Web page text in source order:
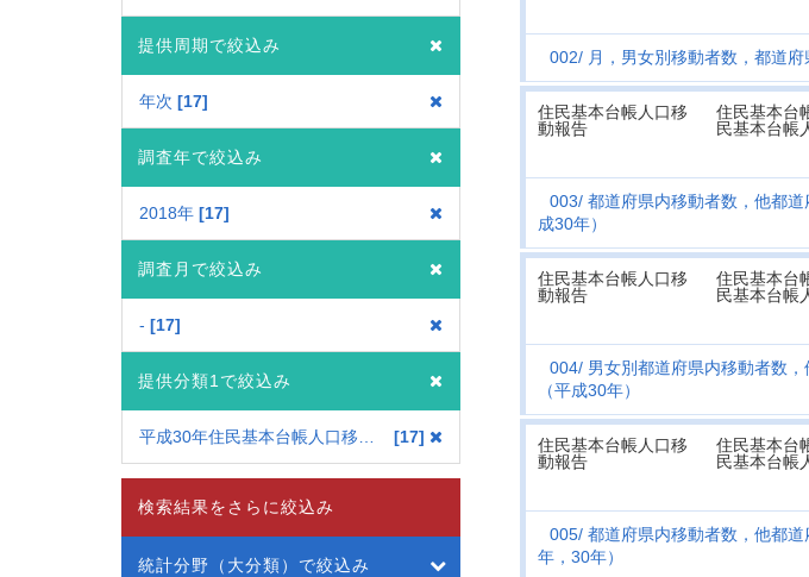
提供周期で絞込み
年次 17
調査年で絞込み
2018年 17
調査月で絞込み
- 17
提供分類1で絞込み
17
002 月，男女別移動者数，都道
住民基本台帳人口移
動報告
住民基本台
民基本台帳
003 都道府県内移動者数，他都
成30年）
住民基本台帳人口移
動報告
住民基本台
民基本台帳
004 男女別都道府県内移動者数
（平成30年）
住民基本台帳人口移
動報告
住民基本台
民基本台帳
005 都道府県内移動者数，他都
年，30年）
検索結果をさらに絞込み
統計分野（大分類）で絞込み